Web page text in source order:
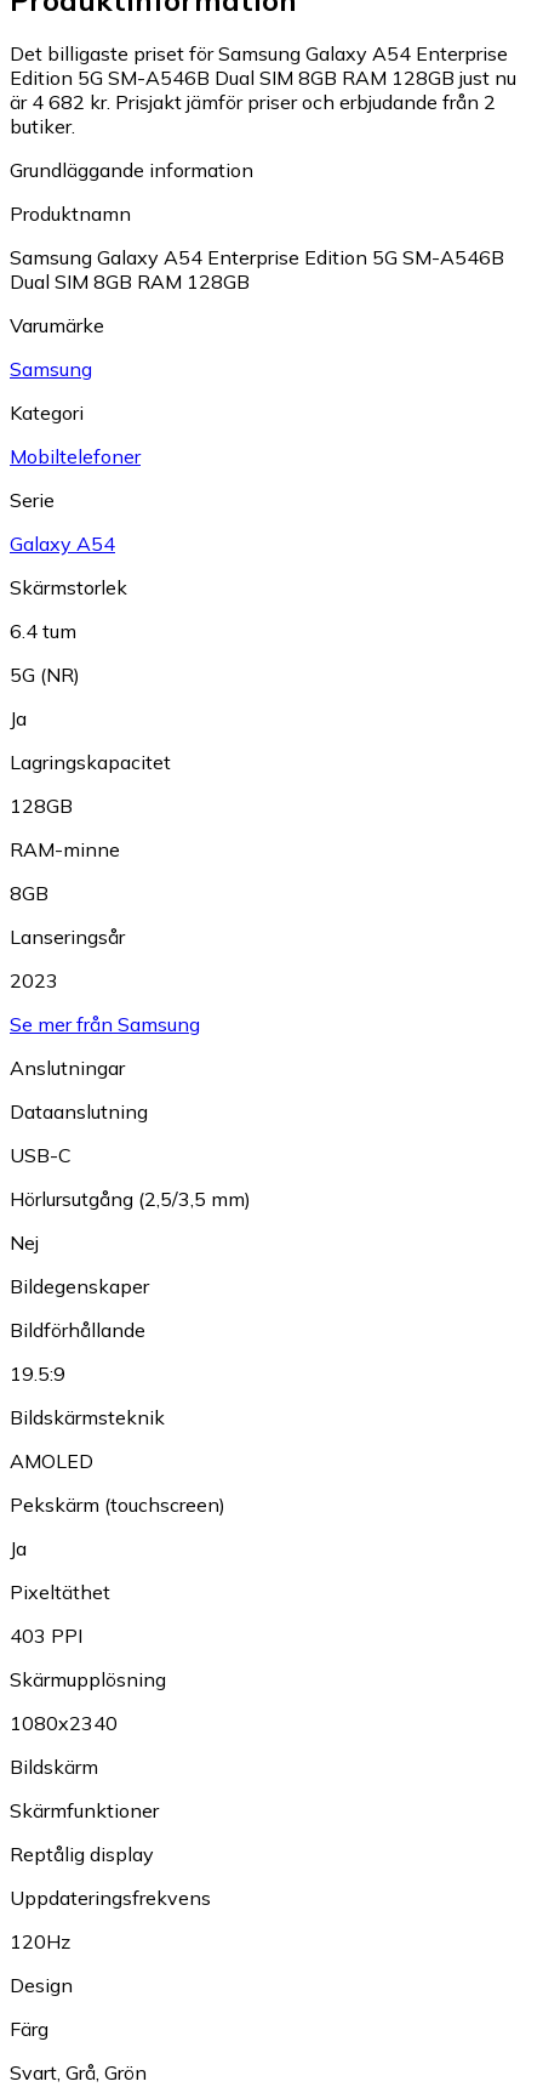
Det billigaste priset för Samsung Galaxy A54 Enterprise
Edition 5G SM-A546B Dual SIM 8GB RAM 128GB just nu
är 4 682 kr. Prisjakt jämför priser och erbjudande från 2
butiker.
Grundläggande information
Produktnamn
Samsung Galaxy A54 Enterprise Edition 5G SM-A546B
Dual SIM 8GB RAM 128GB
Varumärke
Samsung
Kategori
Mobiltelefoner
Serie
Galaxy A54
Skärmstorlek
6.4 tum
5G (NR)
Ja
Lagringskapacitet
128GB
RAM-minne
8GB
Lanseringsår
2023
Se mer från Samsung
Anslutningar
Dataanslutning
USB-C
Hörlursutgång (2,5/3,5 mm)
Nej
Bildegenskaper
Bildförhållande
19.5:9
Bildskärmsteknik
AMOLED
Pekskärm (touchscreen)
Ja
Pixeltäthet
403 PPI
Skärmupplösning
1080x2340
Bildskärm
Skärmfunktioner
Reptålig display
Uppdateringsfrekvens
120Hz
Design
Färg
Svart, Grå, Grön